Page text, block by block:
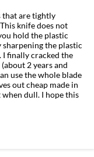
that are tightly
knife does not
hold the plastic
the plastic
finally cracked the
2 years and
use the whole blade
out cheap made in
dull. I hope this